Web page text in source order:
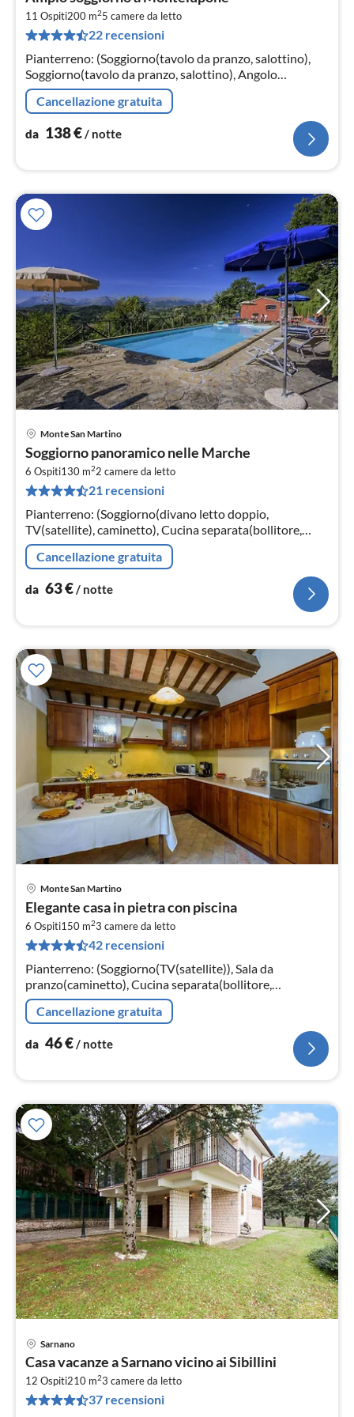
11 Ospiti200 m25 camere da letto
22 recensioni
Pianterreno: (Soggiorno(tavolo da pranzo, salottino),
Soggiorno(tavolo da pranzo, salottino), Angolo
cottura(piano cottura(induzione)
Cancellazione gratuita
da 138€/ notte
Monte San Martino
Soggiorno panoramico nelle Marche
6 Ospiti130 m22 camere da letto
21 recensioni
Pianterreno: (Soggiorno(divano letto doppio,
TV(satellite), caminetto), Cucina separata(bollitore,
tostapane, mobile cucina, caffettiera per espresso, forno,
forno a microonde, lav...
Cancellazione gratuita
da 63€ / notte
Monte San Martino
Elegante casa in pietra con piscina
6 Ospiti150 m23 camere da letto
42 recensioni
Pianterreno: (Soggiorno(TV(satellite)), Sala da
pranzo(caminetto), Cucina separata(bollitore,
tostapane, mobile cucina, caffettiera per espresso, forno,
forno a microonde, lavastov...
Cancellazione gratuita
da 46€/ notte
Sarnano
Casa vacanze a Sarnano vicino ai Sibillini
12 Ospiti210 m23 camere da letto
37 recensioni